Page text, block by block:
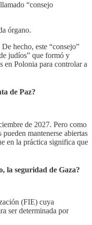
“consejo
órgano.
hecho, este “consejo”
judíos” que formó y
en Polonia para controlar a
de Paz?
de 2027. Pero como
mantenerse abiertas
en la práctica significa que
la seguridad de Gaza?
(FIE) cuya
ser determinada por